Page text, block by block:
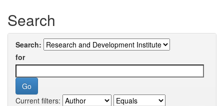
Search
Search:
for
Current filters: